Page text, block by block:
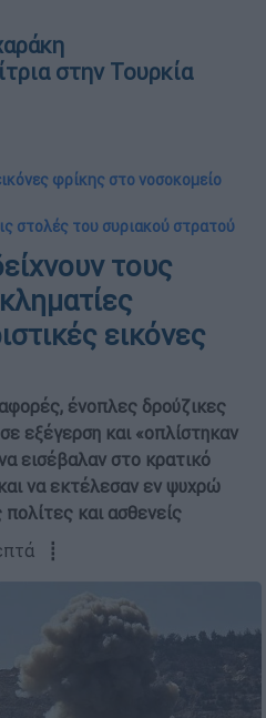
στην Τουρκία
φρίκης στο νοσοκομείο
στολές του συριακού στρατού
τους
εικόνες
ένοπλες δρούζικες
εξέγερση και «οπλίστηκαν
εισέβαλαν στο κρατικό
να εκτέλεσαν εν ψυχρώ
και ασθενείς
┋